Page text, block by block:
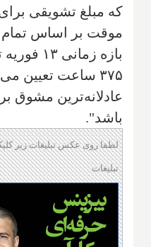
که مبلغ تشویقی
موقت بر اساس تمام
۳۷۵ ساعت تعیین
عادلانه‌ترین مشوق
باشد".
لطفا روی عکس تبلیغات زیر
تبلیغات